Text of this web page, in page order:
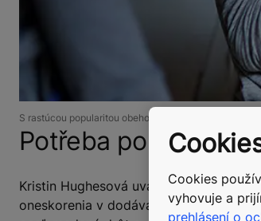
S rastúcou popularitou obehového hospodárstva sa
Potřeba pohání
Kristin Hughesová uvádza prípad zo
oneskorenia v dodávateľskom reťazci
Cookies
vyhovuje a
prehlásení o